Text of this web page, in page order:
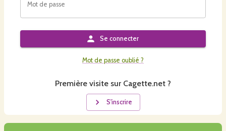
Mot de passe
Se connecter
Mot de passe oublié ?
Première visite sur Cagette.net ?
S'inscrire